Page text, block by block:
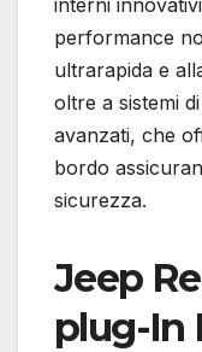
performance
ultrarapida e
oltre a sistemi
avanzati, che
bordo
sicurezza.
Jeep
plug-In